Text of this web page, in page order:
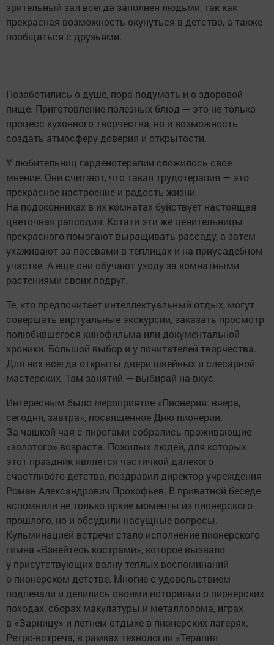
зрительный зал всегда заполнен людьми, так как
прекрасная возможность окунуться в детство, а также
пообщаться с друзьями.
Позаботились о душе, пора подумать и о здоровой
пище. Приготовление полезных блюд — это не только
процесс кухонного творчества, но и возможность
создать атмосферу доверия и открытости.
У любительниц гарденотерапии сложилось свое
мнение. Они считают, что такая трудотерапия — это
прекрасное настроение и радость жизни.
На подоконниках в их комнатах буйствует настоящая
цветочная рапсодия. Кстати эти же ценительницы
прекрасного помогают выращивать рассаду, а затем
ухаживают за посевами в теплицах и на приусадебном
участке. А еще они обучают уходу за комнатными
растениями своих подруг.
Те, кто предпочитает интеллектуальный отдых, могут
совершать виртуальные экскурсии, заказать просмотр
полюбившегося кинофильма или документальной
хроники. Большой выбор и у почитателей творчества.
Для них всегда открыты двери швейных и слесарной
мастерских. Там занятий — выбирай на вкус.
Интересным было мероприятие «Пионерия: вчера,
сегодня, завтра», посвященное Дню пионерии.
За чашкой чая с пирогами собрались проживающие
«золотого» возраста. Пожилых людей, для которых
этот праздник является частичкой далекого
счастливого детства, поздравил директор учреждения
Роман Александрович Прокофьев. В приватной беседе
вспомнили не только яркие моменты из пионерского
прошлого, но и обсудили насущные вопросы.
Кульминацией встречи стало исполнение пионерского
гимна «Взвейтесь кострами», которое вызвало
у присутствующих волну теплых воспоминаний
о пионерском детстве. Многие с удовольствием
подпевали и делились своими историями о пионерских
походах, сборах макулатуры и металлолома, играх
в «Зарницу» и летнем отдыхе в пионерских лагерях.
Ретро-встреча, в рамках технологии «Терапия